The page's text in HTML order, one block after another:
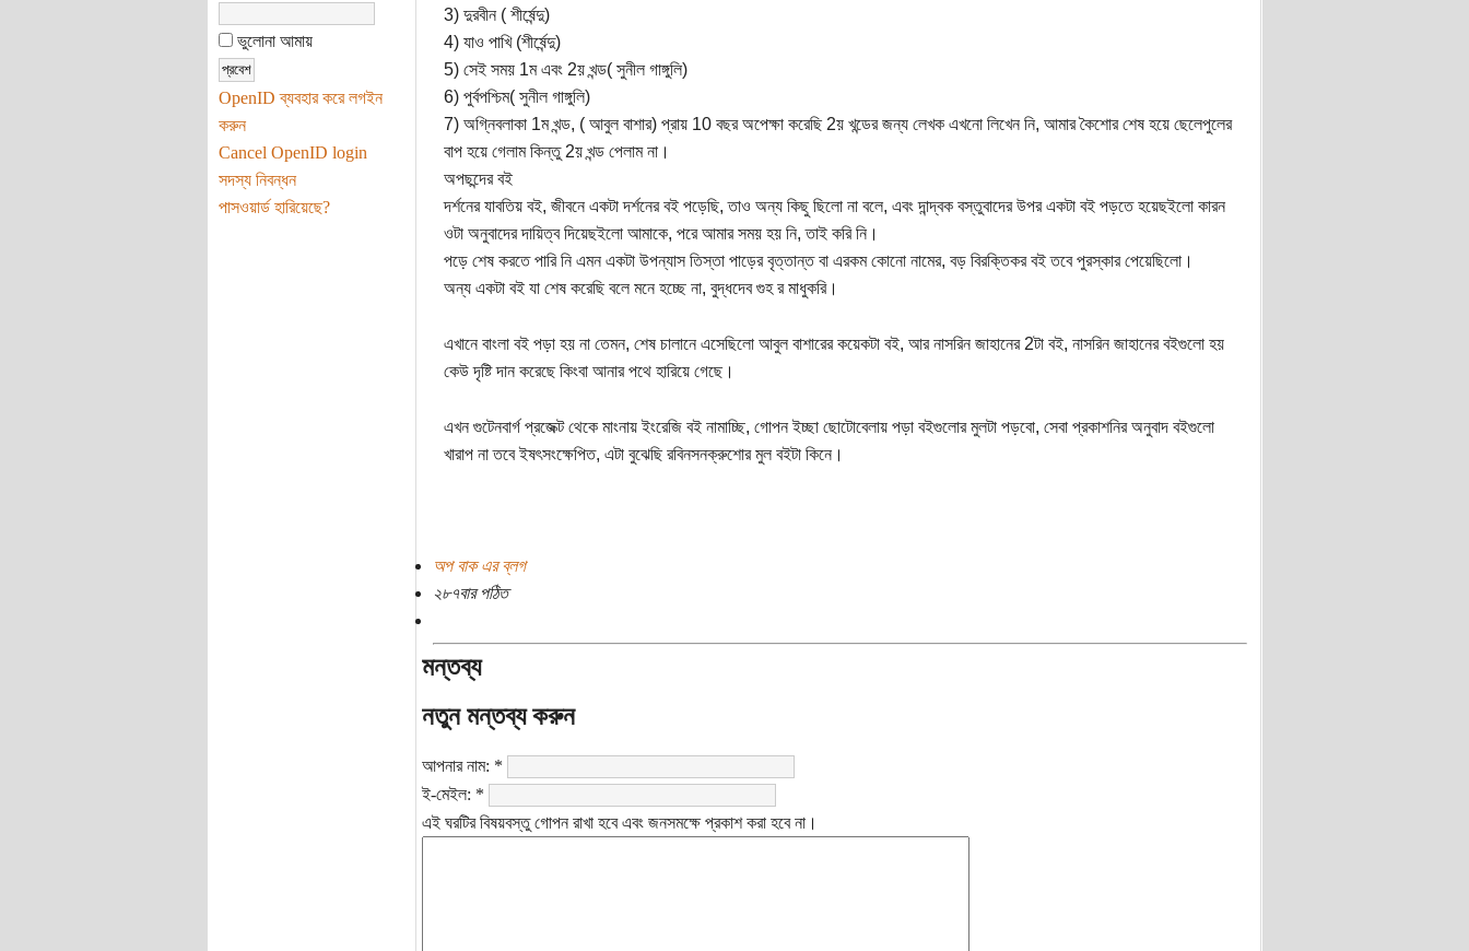
ভুলোনা আমায়
OpenID ব্যবহার করে লগইন
করুন
Cancel OpenID login
সদস্য নিবন্ধন
পাসওয়ার্ড হারিয়েছে?
3) দুরবীন ( শীর্ষেন্দু)
4) যাও পাখি (শীর্ষেন্দু)
5) সেই সময় 1ম এবং 2য় খন্ড( সুনীল গাঙ্গুলি)
6) পুর্বপশ্চিম( সুনীল গাঙ্গুলি)
7) অগি্নবলাকা 1ম খন্ড, ( আবুল বাশার) প্রায় 10 বছর অপেক্ষা করেছি 2য় খন্ডের জন্য লেখক এখনো লিখেন নি, আমার কৈশোর শেষ হয়ে ছেলেপুলের
বাপ হয়ে গেলাম কিন্তু 2য় খন্ড পেলাম না।
অপছন্দের বই
দর্শনের যাবতিয় বই, জীবনে একটা দর্শনের বই পড়েছি, তাও অন্য কিছু ছিলো না বলে, এবং দান্দ্বক বস্তুবাদের উপর একটা বই পড়তে হয়েছইলো কারন
ওটা অনুবাদের দায়িত্ব দিয়েছইলো আমাকে, পরে আমার সময় হয় নি, তাই করি নি।
পড়ে শেষ করতে পারি নি এমন একটা উপন্যাস তিস্তা পাড়ের বৃত্তান্ত বা এরকম কোনো নামের, বড় বিরক্তিকর বই তবে পুরস্কার পেয়েছিলো।
অন্য একটা বই যা শেষ করেছি বলে মনে হচ্ছে না, বুদ্ধদেব গুহ র মাধুকরি।
এখানে বাংলা বই পড়া হয় না তেমন, শেষ চালানে এসেছিলো আবুল বাশারের কয়েকটা বই, আর নাসরিন জাহানের 2টা বই, নাসরিন জাহানের বইগুলো হয়
কেউ দৃষ্টি দান করেছে কিংবা আনার পথে হারিয়ে গেছে।
এখন গুটেনবার্গ প্রজেক্ট থেকে মাংনায় ইংরেজি বই নামাচ্ছি, গোপন ইচ্ছা ছোটোবেলায় পড়া বইগুলোর মুলটা পড়বো, সেবা প্রকাশনির অনুবাদ বইগুলো
খারাপ না তবে ইষৎসংক্ষেপিত, এটা বুঝেছি রবিনসনক্রুশোর মুল বইটা কিনে।
অপ বাক এর ব্লগ
২৮৭বার পঠিত
মন্তব্য
নতুন মন্তব্য করুন
আপনার নাম: *
ই-মেইল: *
এই ঘরটির বিষয়বস্তু গোপন রাখা হবে এবং জনসমক্ষে প্রকাশ করা হবে না।